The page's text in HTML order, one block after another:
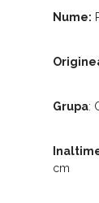
Nume:
Grupa:
cm